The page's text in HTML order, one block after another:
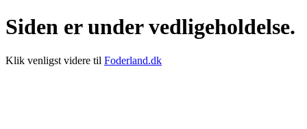
Siden er under vedligeholdelse.
Klik venligst videre til Foderland.dk